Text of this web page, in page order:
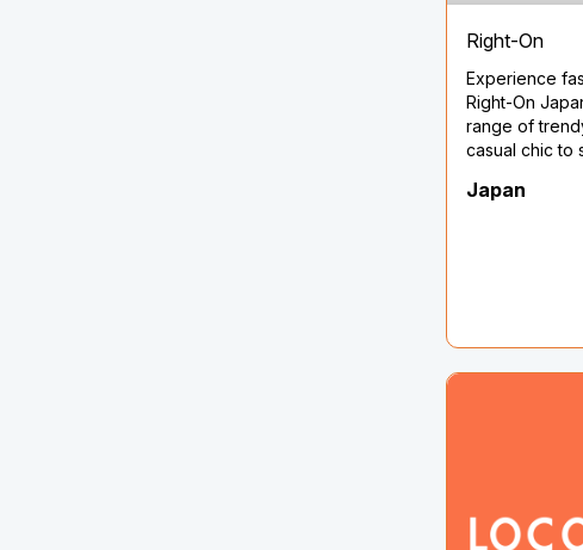
Right-On
Experience
Right-On
range of
casual chic to
fashion curve
Japan